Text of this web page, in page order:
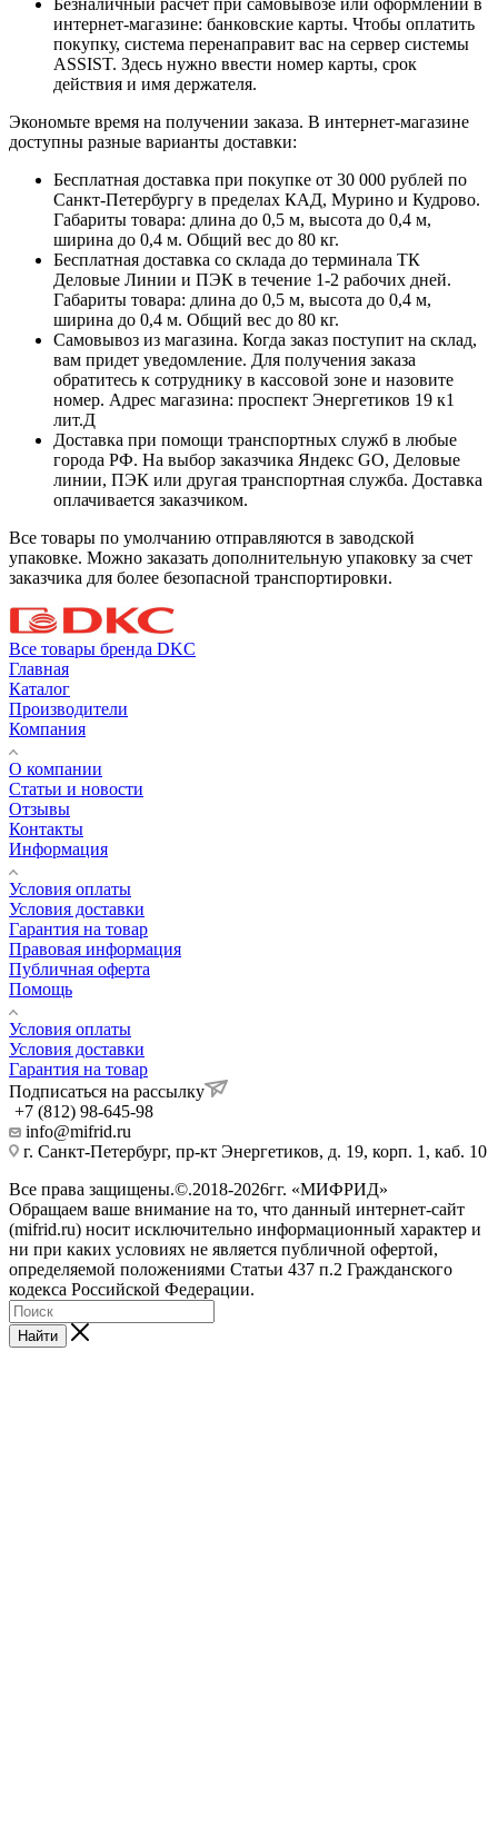
интернет-магазине: банковские карты. Чтобы оплатить
покупку, система перенаправит вас на сервер системы
ASSIST. Здесь нужно ввести номер карты, срок
действия и имя держателя.
Экономьте время на получении заказа. В интернет-магазине
доступны разные варианты доставки:
Бесплатная доставка при покупке от 30 000 рублей по
Санкт-Петербургу в пределах КАД, Мурино и Кудрово.
Габариты товара: длина до 0,5 м, высота до 0,4 м,
ширина до 0,4 м. Общий вес до 80 кг.
Бесплатная доставка со склада до терминала ТК
Деловые Линии и ПЭК в течение 1-2 рабочих дней.
Габариты товара: длина до 0,5 м, высота до 0,4 м,
ширина до 0,4 м. Общий вес до 80 кг.
Самовывоз из магазина. Когда заказ поступит на склад,
вам придет уведомление. Для получения заказа
обратитесь к сотруднику в кассовой зоне и назовите
номер. Адрес магазина: проспект Энергетиков 19 к1
лит.Д
Доставка при помощи транспортных служб в любые
города РФ. На выбор заказчика Яндекс GO, Деловые
линии, ПЭК или другая транспортная служба. Доставка
оплачивается заказчиком.
Все товары по умолчанию отправляются в заводской
упаковке. Можно заказать дополнительную упаковку за счет
заказчика для более безопасной транспортировки.
Все товары бренда DKC
Главная
Каталог
Производители
Компания
О компании
Статьи и новости
Отзывы
Контакты
Информация
Условия оплаты
Условия доставки
Гарантия на товар
Правовая информация
Публичная оферта
Помощь
Условия оплаты
Условия доставки
Гарантия на товар
Подписаться на рассылку
+7 (812) 98-645-98
info@mifrid.ru
г. Санкт-Петербург, пр-кт Энергетиков, д. 19, корп. 1, каб. 10
Все права защищены.©.2018-2026гг. «МИФРИД»
Обращаем ваше внимание на то, что данный интернет-сайт
(mifrid.ru) носит исключительно информационный характер и
ни при каких условиях не является публичной офертой,
определяемой положениями Статьи 437 п.2 Гражданского
кодекса Российской Федерации.
Найти